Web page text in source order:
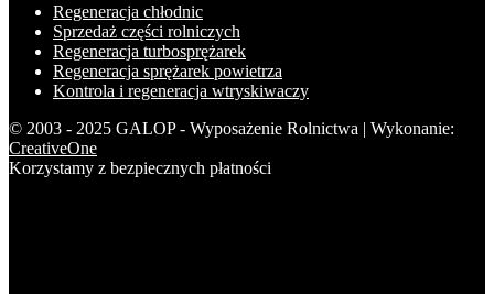
Regeneracja chłodnic
Sprzedaż części rolniczych
Regeneracja turbosprężarek
Regeneracja sprężarek powietrza
Kontrola i regeneracja wtryskiwaczy
© 2003 - 2025 GALOP - Wyposażenie Rolnictwa | Wykonanie:
CreativeOne
Korzystamy z bezpiecznych płatności